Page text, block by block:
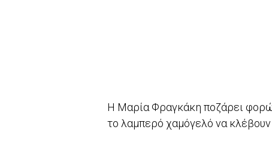
Η Μαρία Φραγκάκη ποζάρει
το λαμπερό χαμόγελό να κλέβουν